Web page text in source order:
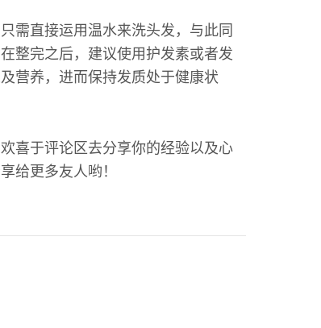
需直接运用温水来洗头发，与此同
整完之后，建议使用护发素或者发
营养，进而保持发质处于健康状
喜于评论区去分享你的经验以及心
给更多友人哟！